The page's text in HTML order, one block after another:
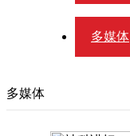
多媒体
多媒体